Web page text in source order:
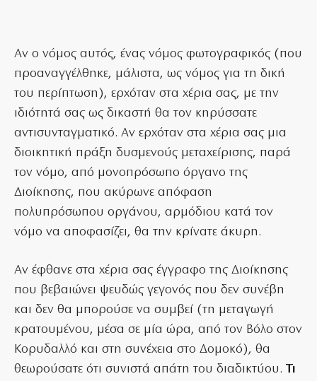
Αν ο νόμος αυτός, ένας νόμος φωτογραφικός (που
προαναγγέλθηκε, μάλιστα, ως νόμος για τη δική
του περίπτωση), ερχόταν στα χέρια σας, με την
ιδιότητά σας ως δικαστή θα τον κηρύσσατε
αντισυνταγματικό. Αν ερχόταν στα χέρια σας μια
διοικητική πράξη δυσμενούς μεταχείρισης, παρά
τον νόμο, από μονοπρόσωπο όργανο της
Διοίκησης, που ακύρωνε απόφαση
πολυπρόσωπου οργάνου, αρμόδιου κατά τον
νόμο να αποφασίζει, θα την κρίνατε άκυρη.
Αν έφθανε στα χέρια σας έγγραφο της Διοίκησης
που βεβαιώνει ψευδώς γεγονός που δεν συνέβη
και δεν θα μπορούσε να συμβεί (τη μεταγωγή
κρατουμένου, μέσα σε μία ώρα, από τον Βόλο στον
Κορυδαλλό και στη συνέχεια στο Δομοκό), θα
θεωρούσατε ότι συνιστά απάτη του διαδικτύου. Τι